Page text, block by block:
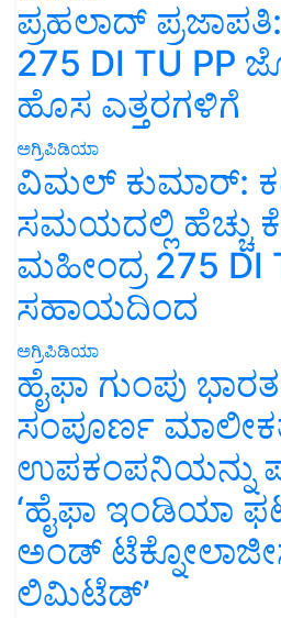
ಪ್ರಹಲಾದ್
275 DI TU PP
ಹೊಸ ಎತ್ತರಗಳಿಗೆ
ಅಗ್ರಿಪಿಡಿಯಾ
ವಿಮಲ್ ಕುಮಾರ್:
ಸಮಯದಲ್ಲಿ ಹೆಚ್ಚು
ಮಹೀಂದ್ರ 275 DI
ಸಹಾಯದಿಂದ
ಅಗ್ರಿಪಿಡಿಯಾ
ಹೈಫಾ ಗುಂಪು
ಸಂಪೂರ್ಣ
ಉಪಕಂಪನಿಯನ್ನು
‘ಹೈಫಾ ಇಂಡಿಯಾ
ಅಂಡ್
ಲಿಮಿಟೆಡ್’